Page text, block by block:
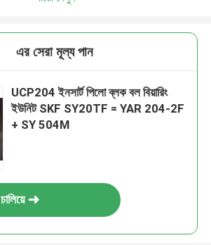
এর সেরা মূল্য পান
UCP204 ইনসার্ট পিলো ব্লক বল বিয়ারিং
ইউনিট SKF SY20TF = YAR 204-2F
+ SY 504M
চালিয়ে